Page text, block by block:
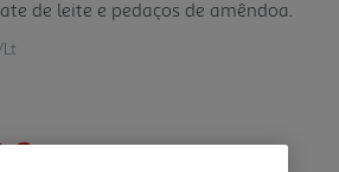
a
de leite e pedaços de amêndoa.
€